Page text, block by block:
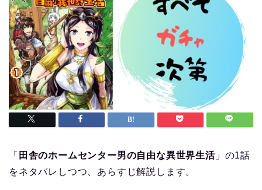
「 田舎のホームセンター男の自由な異世界生活」の1話
をネタバレしつつ、あらすじ解説します。